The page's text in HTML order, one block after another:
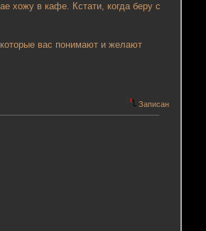
хожу в кафе. Кстати, когда беру с
вас понимают и желают
Записан